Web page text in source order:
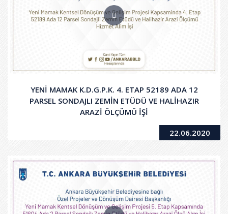
YENİ MAMAK K.D.G.P.K. 4. ETAP 52189 ADA 12
PARSEL SONDAJLI ZEMİN ETÜDÜ VE HALİHAZIR
ARAZİ ÖLÇÜMÜ İŞİ
22.06.2020